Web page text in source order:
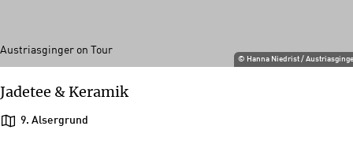
© Hanna Niedrist /
Austriasginger on Tour
Jadetee & Keramik
9. Alsergrund